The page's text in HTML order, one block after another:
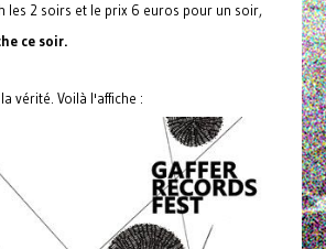
les 2 soirs et le prix 6 euros pour un soir,
ce soir.
vérité. Voilà l'affiche :